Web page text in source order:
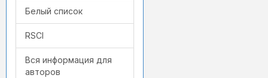
Белый список
RSCI
Вся информация для
авторов